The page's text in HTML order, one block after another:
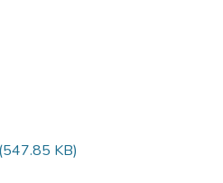
(547.85 KB)